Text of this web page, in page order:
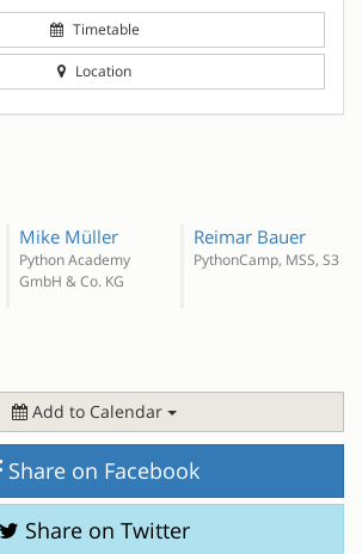
Timetable
Location
Mike Müller
Python Academy
GmbH & Co. KG
Reimar Bauer
PythonCamp, MSS, S3
Add to Calendar
Share on Facebook
Share on Twitter